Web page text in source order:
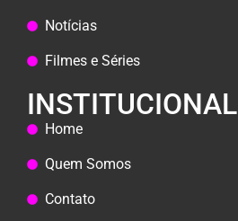
Notícias
Filmes e Séries
INSTITUCIONAL
Home
Quem Somos
Contato